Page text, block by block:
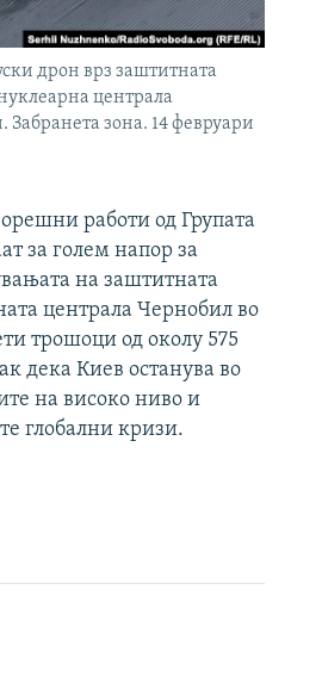
дрон врз заштитната
централа
зона. 14 февруари
работи од Групата
за голем напор за
на заштитната
централа Чернобил во
трошоци од околу 575
дека Киев останува во
на високо ниво и
глобални кризи.